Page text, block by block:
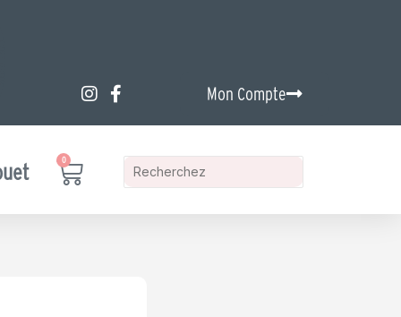
Mon Compte
0
Panier